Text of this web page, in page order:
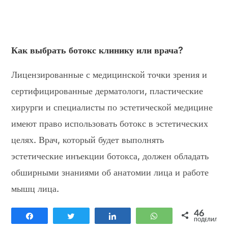
Как выбрать ботокс клинику или врача?
Лицензированные с медицинской точки зрения и
сертифицированные дерматологи, пластические
хирурги и специалисты по эстетической медицине
имеют право использовать ботокс в эстетических
целях. Врач, который будет выполнять
эстетические инъекции ботокса, должен обладать
обширными знаниями об анатомии лица и работе
мышц лица.
Цены на ботокс 2019
Поделиться Твитнуть Поделиться WhatsApp46
ПОДЕЛИЛИСЬ